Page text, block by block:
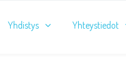
Yhdistys Yhteystiedot